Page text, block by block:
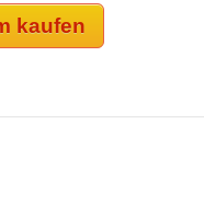
kaufen